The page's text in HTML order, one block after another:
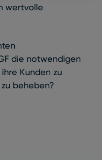
wertvolle
die notwendigen
Kunden zu
beheben?